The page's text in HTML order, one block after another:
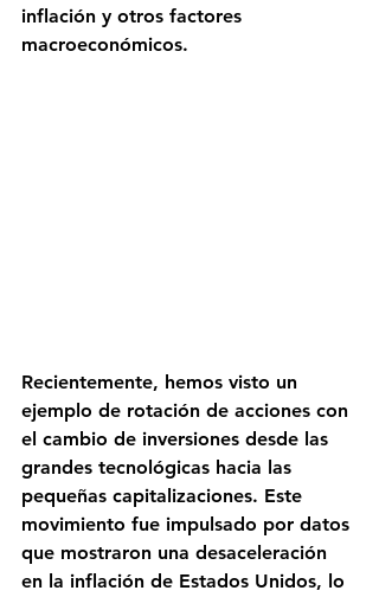
inflación y otros factores
macroeconómicos.
Recientemente, hemos visto un
ejemplo de rotación de acciones con
el cambio de inversiones desde las
grandes tecnológicas hacia las
pequeñas capitalizaciones. Este
movimiento fue impulsado por datos
que mostraron una desaceleración
en la inflación de Estados Unidos, lo